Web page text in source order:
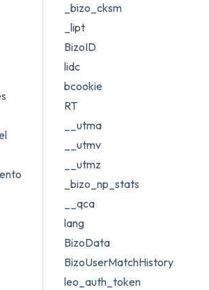
_bizo_cksm
_lipt
BizoID
lidc
bcookie
RT
__utma
__utmv
__utmz
_bizo_np_stats
__qca
lang
BizoData
BizoUserMatchHistory
leo_auth_token